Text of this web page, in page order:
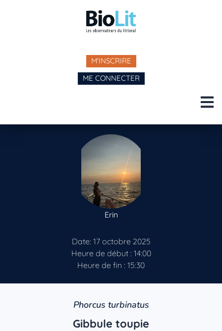
M'INSCRIRE
ME CONNECTER
Erin
Date: 17 octobre 2025
Heure de début : 14:00
Heure de fin : 15:30
Phorcus turbinatus
Gibbule toupie